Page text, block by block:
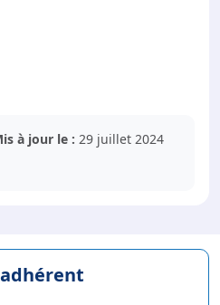
à jour le : 29 juillet 2024